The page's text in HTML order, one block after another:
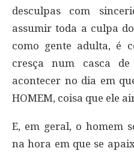
desculpas com
assumir toda a culpa
como gente adulta, é
cresça num casca
acontecer no dia em
HOMEM, coisa que ele
E, em geral, o homem
na hora em que se